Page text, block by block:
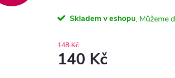
Skladem v eshopu
148 Kč
140 Kč